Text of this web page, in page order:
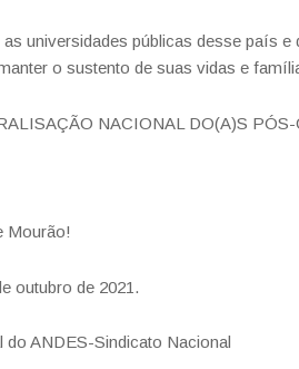
universidades públicas desse país
o sustento de suas vidas e
NACIONAL DO(A)S
Mourão!
outubro de 2021.
do ANDES-Sindicato Nacional